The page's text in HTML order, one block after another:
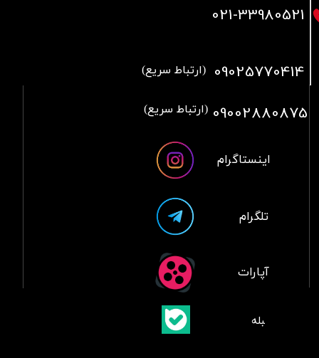
021-33980521
09025770414 (ارتباط سریع)
09002880875 (ارتباط سریع)
آپارات
تلگرام
اینستاگرام
​بلبله​​​​​​​بله